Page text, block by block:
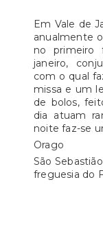
Em Vale de
anualmente
no primeiro
janeiro,
com o qual
missa e um
de bolos,
dia atuam
noite faz-se
Orago
São
freguesia do